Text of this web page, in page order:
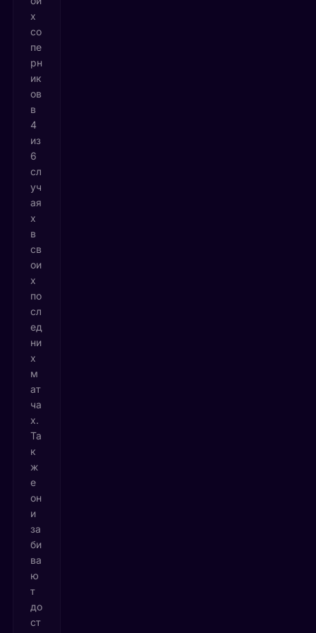
х
со
пе
рн
ик
ов
в
4
из
6
сл
уч
ая
х
в
св
ои
х
по
сл
ед
ни
х
м
ат
ча
х.
Та
к
ж
е
он
и
за
би
ва
ю
т
до
ст